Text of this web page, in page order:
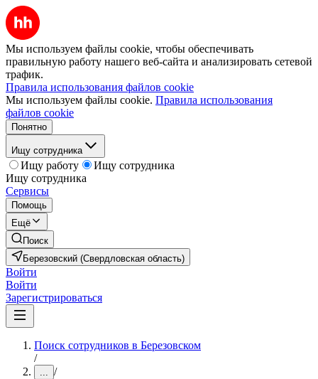
Мы используем файлы cookie, чтобы обеспечивать
правильную работу нашего веб-сайта и анализировать сетевой
трафик.
Правила использования файлов cookie
Мы используем файлы cookie. Правила использования
файлов cookie
Понятно
Ищу сотрудника
Ищу работу
Ищу сотрудника
Ищу сотрудника
Сервисы
Помощь
Ещё
Поиск
Березовский (Свердловская область)
Войти
Войти
Зарегистрироваться
Поиск сотрудников в Березовском
/
... /